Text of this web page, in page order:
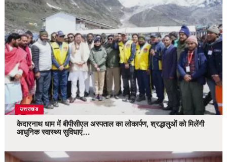
उत्तराखंड
केदारनाथ धाम में बीपीसीएल अस्पताल का लोकार्पण, श्रद्धालुओं को मिलेंगी
आधुनिक स्वास्थ्य सुविधाएं…